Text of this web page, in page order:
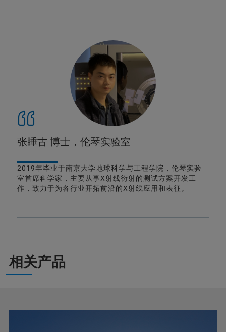
张睡古 博士，伦琴实验室
2019年毕业于南京大学地球科学与工程学院，伦琴实验
室首席科学家，主要从事X射线衍射的测试方案开发工
作，致力于为各行业开拓前沿的X射线应用和表征。
相关产品